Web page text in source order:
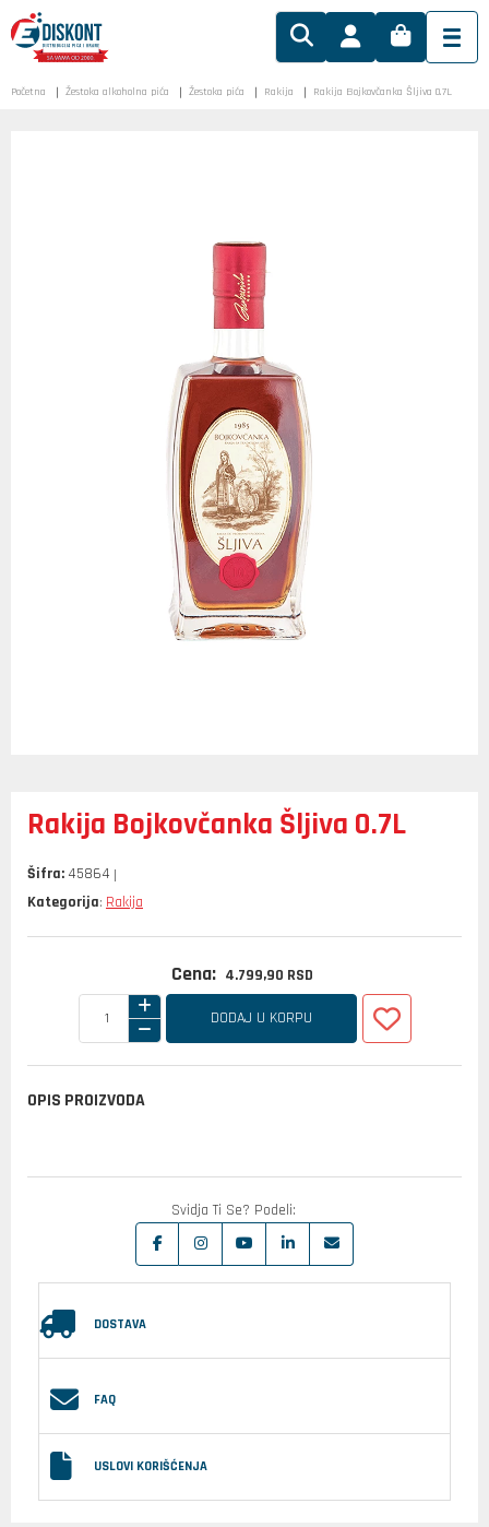
Početna Žestoka alkoholna pića Žestoka pića Rakija Rakija Bojkovčanka Šljiva 0.7L
Rakija Bojkovčanka Šljiva 0.7L
Šifra: 45864
Kategorija: Rakija
Cena: 4.799,90 RSD
DODAJ U KORPU
OPIS PROIZVODA
Svidja Ti Se? Podeli:
DOSTAVA
FAQ
USLOVI KORIŠĆENJA